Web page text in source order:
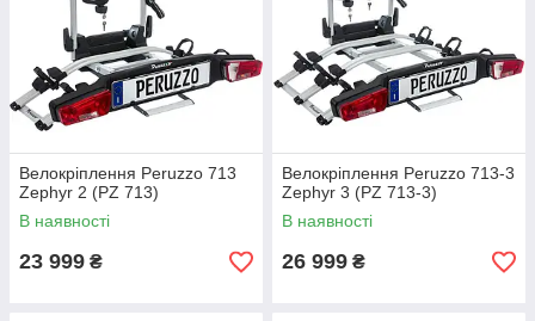
Велокріплення Peruzzo 713
Zephyr 2 (PZ 713)
В наявності
23 999 ₴
Велокріплення Peruzzo 713-3
Zephyr 3 (PZ 713-3)
В наявності
26 999 ₴